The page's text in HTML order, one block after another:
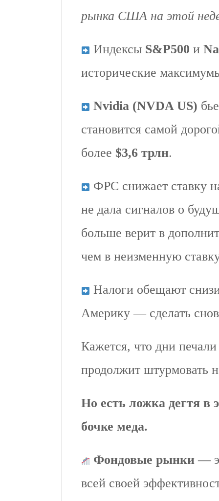
рынка США на этой
Индексы S&P500 и
исторические
Nvidia (NVDA US)
становится самой
более $3,6 трлн.
ФРС снижает ставку
не дала сигналов о
больше верит в
чем в неизменную
Налоги обещают
Америку — сделать
Кажется, что дни
продолжит штурмовать
Но есть ложка дегтя в
бочке меда.
Фондовые рынки —
всей своей